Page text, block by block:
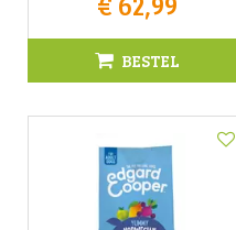
BESTEL